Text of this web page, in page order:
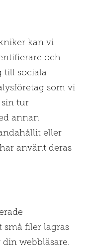
kan vi
och
till sociala
som vi
sin tur
annan
eller
använt deras
små filer lagras
webbläsare.